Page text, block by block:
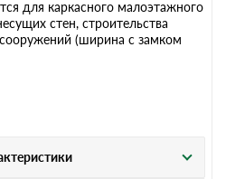
для каркасного малоэтажного
стен, строительства
(ширина с замком